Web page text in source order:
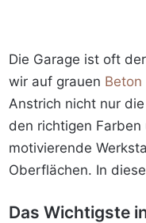
Die Garage ist oft
wir auf grauen Beton
Anstrich nicht nur
den richtigen
motivierende
Oberflächen. In
Das Wichtigste